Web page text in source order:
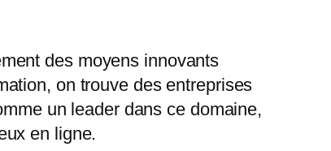
des moyens innovants
on trouve des entreprises
un leader dans ce domaine,
en ligne.